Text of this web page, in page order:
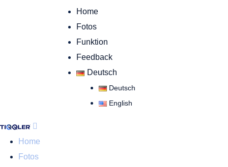
Home
Fotos
Funktion
Feedback
Deutsch
Deutsch
English
Home
Fotos